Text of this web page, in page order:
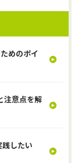
めのポイ
注意点を解
したい